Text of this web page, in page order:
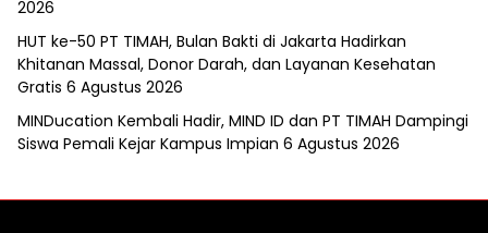
2026
HUT ke-50 PT TIMAH, Bulan Bakti di Jakarta Hadirkan
Khitanan Massal, Donor Darah, dan Layanan Kesehatan
Gratis 6 Agustus 2026
MINDucation Kembali Hadir, MIND ID dan PT TIMAH Dampingi
Siswa Pemali Kejar Kampus Impian 6 Agustus 2026